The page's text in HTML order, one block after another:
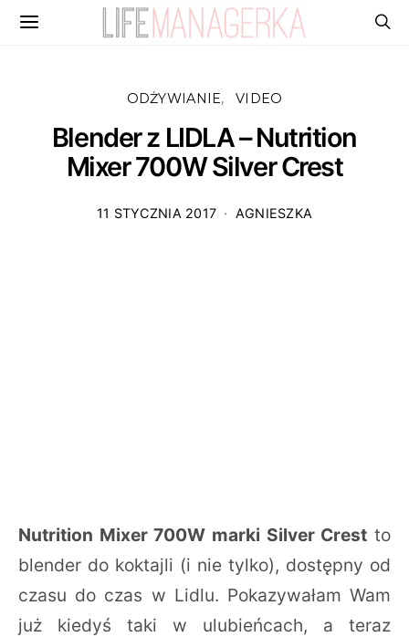
ODŻYWIANIE VIDEO
Blender z LIDLA – Nutrition
Mixer 700W Silver Crest
11 STYCZNIA 2017 AGNIESZKA
Nutrition Mixer 700W marki Silver Crest to
blender do koktajli (i nie tylko), dostępny od
czasu do czas w Lidlu. Pokazywałam Wam
już kiedyś taki w ulubieńcach, a teraz